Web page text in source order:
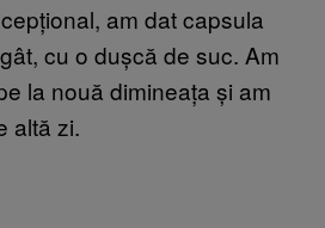
am dat capsula
cu o dușcă de suc. Am
la nouă dimineața și am
altă zi.